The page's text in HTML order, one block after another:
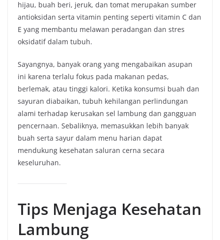
hijau, buah beri, jeruk, dan tomat merupakan sumber
antioksidan serta vitamin penting seperti vitamin C dan
E yang membantu melawan peradangan dan stres
oksidatif dalam tubuh.
Sayangnya, banyak orang yang mengabaikan asupan
ini karena terlalu fokus pada makanan pedas,
berlemak, atau tinggi kalori. Ketika konsumsi buah dan
sayuran diabaikan, tubuh kehilangan perlindungan
alami terhadap kerusakan sel lambung dan gangguan
pencernaan. Sebaliknya, memasukkan lebih banyak
buah serta sayur dalam menu harian dapat
mendukung kesehatan saluran cerna secara
keseluruhan.
Tips Menjaga Kesehatan
Lambung